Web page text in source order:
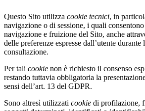
Questo Sito utilizza cookie tecnici, in
navigazione o di sessione, i quali
navigazione e fruizione del Sito, anche
delle preferenze espresse dall’utente durante
consultazione.
Per tali cookie non è richiesto il consenso
restando tuttavia obbligatoria la
sensi dell’art. 13 del GDPR.
Sono altresì utilizzati cookie di profilazione,